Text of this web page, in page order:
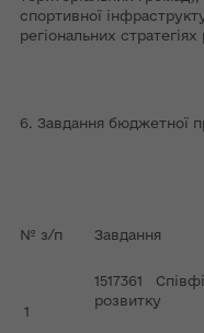
спортивної
регіональних стратегіях
6. Завдання бюджетної
№ з/п Завдання
1
1517361
розвитку